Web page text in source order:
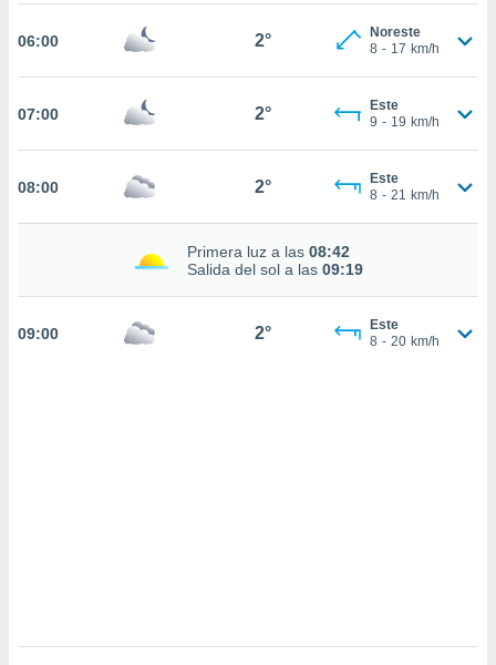
a la
todas
ya sean
nos
en
perfil
06:00 2°
Noreste
8 - 17 km/h
07:00 2°
Este
9 - 19 km/h
08:00 2°
Este
8 - 21 km/h
Primera luz a las 08:42
Salida del sol a las 09:19
09:00 2°
Este
8 - 20 km/h